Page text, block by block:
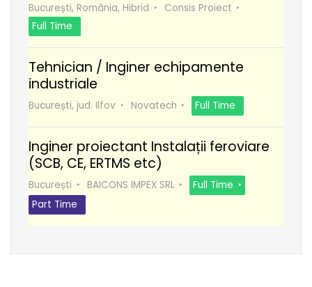
București, România, Hibrid
Consis Proiect
Full Time
Tehnician / Inginer echipamente
industriale
București, jud. Ilfov Novatech Full Time
Inginer proiectant Instalații feroviare
(SCB, CE, ERTMS etc)
București BAICONS IMPEX SRL
Full Time
Part Time